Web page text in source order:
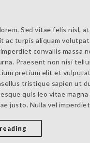
Sed vitae felis nisl,
ac turpis aliquam
convallis massa
Praesent non nisi
pretium elit et
tristique sapien ut
quis leo vitae
justo. Nulla vel